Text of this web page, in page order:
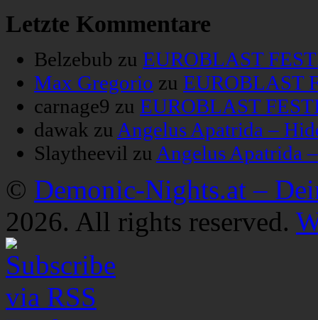
Letzte Kommentare
Belzebub zu EUROBLAST
Max Gregorio zu EUROBLAST
carnage9 zu EUROBLAST
dawak zu Angelus Apatrida –
Slaytheevil zu Angelus Apatrida
© Demonic-Nights.at –
2026. All rights reserved.